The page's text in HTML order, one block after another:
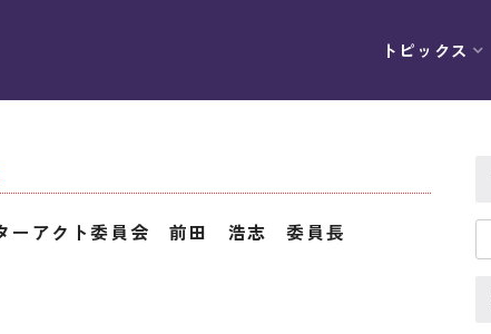
トピックス
ーアクト委員会 前田 浩志 委員長